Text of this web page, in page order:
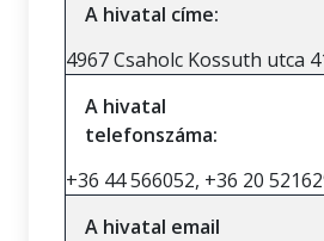
A hivatal címe:
4967 Csaholc Kossuth utca
A hivatal
telefonszáma:
+36 44 566052, +36 20
A hivatal email